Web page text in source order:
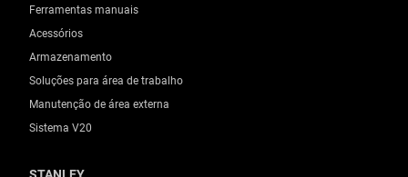
Ferramentas manuais
Acessórios
Armazenamento
Soluções para área de trabalho
Manutenção de área externa
Sistema V20